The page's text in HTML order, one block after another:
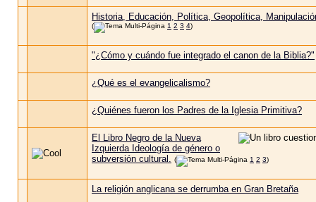
Historia, Educación, Política, Geopolítica,
( 1 2 3 4)
"¿Cómo y cuándo fue integrado el canon de la Biblia?"
¿Qué es el evangelicalismo?
¿Quiénes fueron los Padres de la Iglesia Primitiva?
El Libro Negro de la Nueva
Izquierda Ideología de género o
subversión cultural. ( 1 2 3)
La religión anglicana se derrumba en Gran Bretaña